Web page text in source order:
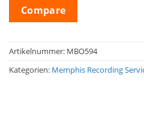
Compare
Artikelnummer: MBO594
Kategorien: Memphis Recording